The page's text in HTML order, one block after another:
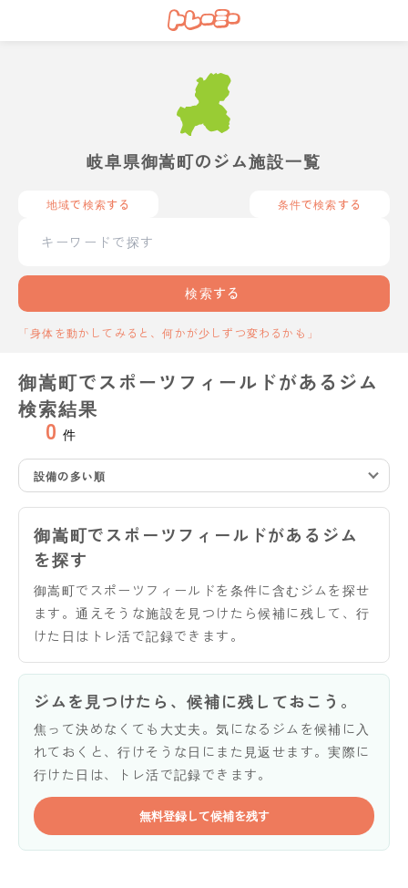
岐阜県御嵩町のジム施設一覧
地域で検索する 条件で検索する
検索する
「身体を動かしてみると、何かが少しずつ変わるかも」
御嵩町でスポーツフィールドがあるジム
検索結果
0 件
設備の多い順
御嵩町でスポーツフィールドがあるジム
を探す
御嵩町でスポーツフィールドを条件に含むジムを探せ
ます。通えそうな施設を見つけたら候補に残して、行
けた日はトレ活で記録できます。
ジムを見つけたら、候補に残しておこう。
焦って決めなくても大丈夫。気になるジムを候補に入
れておくと、行けそうな日にまた見返せます。実際に
行けた日は、トレ活で記録できます。
無料登録して候補を残す